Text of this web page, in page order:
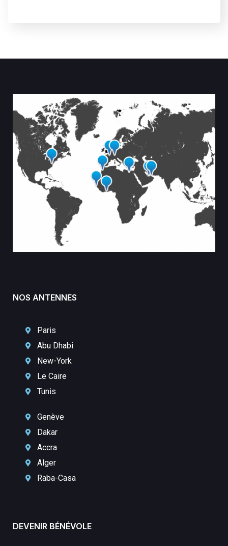
NOS ANTENNES
Paris
Abu Dhabi
New-York
Le Caire
Tunis
Genève
Dakar
Accra
Alger
Raba-Casa
DEVENIR BÉNÉVOLE